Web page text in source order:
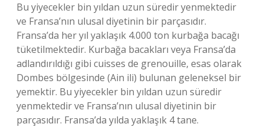
Bu yiyecekler bin yıldan uzun süredir yenmektedir
ve Fransa’nın ulusal diyetinin bir parçasıdır.
Fransa’da her yıl yaklaşık 4.000 ton kurbağa bacağı
tüketilmektedir. Kurbağa bacakları veya Fransa’da
adlandırıldığı gibi cuisses de grenouille, esas olarak
Dombes bölgesinde (Ain ili) bulunan geleneksel bir
yemektir. Bu yiyecekler bin yıldan uzun süredir
yenmektedir ve Fransa’nın ulusal diyetinin bir
parçasıdır. Fransa’da yılda yaklaşık 4 tane.